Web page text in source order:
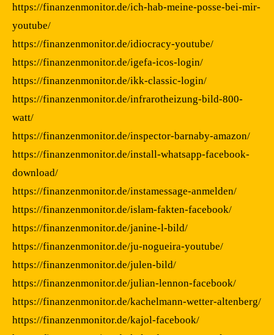
https://finanzenmonitor.de/ich-hab-meine-posse-bei-mir-
youtube/
https://finanzenmonitor.de/idiocracy-youtube/
https://finanzenmonitor.de/igefa-icos-login/
https://finanzenmonitor.de/ikk-classic-login/
https://finanzenmonitor.de/infrarotheizung-bild-800-
watt/
https://finanzenmonitor.de/inspector-barnaby-amazon/
https://finanzenmonitor.de/install-whatsapp-facebook-
download/
https://finanzenmonitor.de/instamessage-anmelden/
https://finanzenmonitor.de/islam-fakten-facebook/
https://finanzenmonitor.de/janine-l-bild/
https://finanzenmonitor.de/ju-nogueira-youtube/
https://finanzenmonitor.de/julen-bild/
https://finanzenmonitor.de/julian-lennon-facebook/
https://finanzenmonitor.de/kachelmann-wetter-altenberg/
https://finanzenmonitor.de/kajol-facebook/